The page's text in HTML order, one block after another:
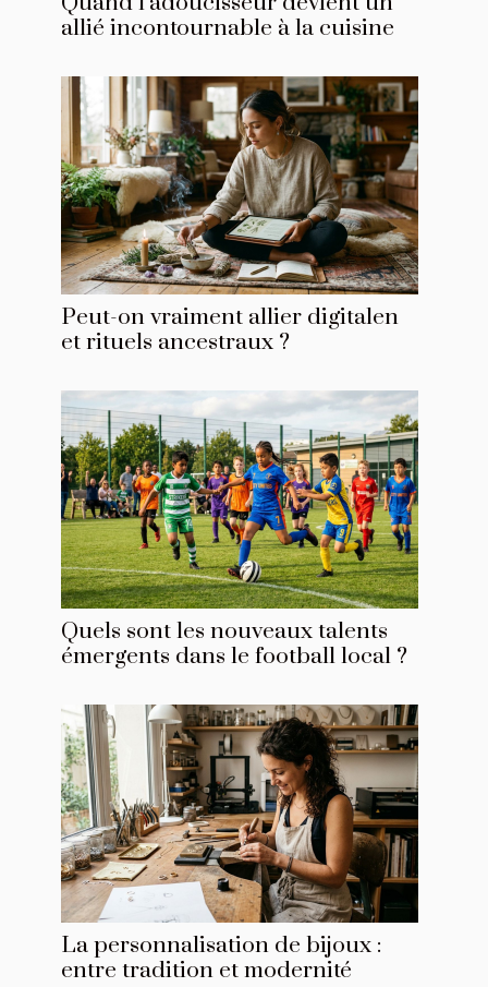
allié incontournable à la cuisine
Peut-on vraiment allier digitalen
et rituels ancestraux ?
Quels sont les nouveaux talents
émergents dans le football local ?
La personnalisation de bijoux :
entre tradition et modernité